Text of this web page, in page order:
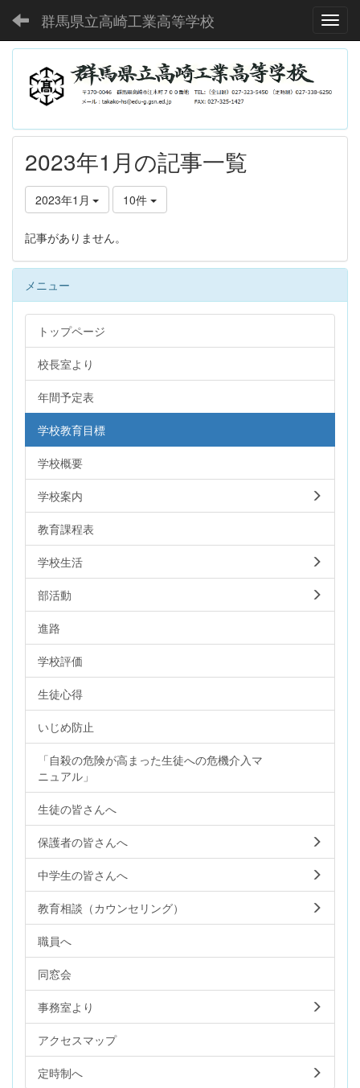
群馬県立高崎工業高等学校
2023年1月の記事一覧
2023年1月 10件
記事がありません。
メニュー
トップページ
校長室より
年間予定表
学校教育目標
学校概要
学校案内
教育課程表
学校生活
部活動
進路
学校評価
生徒心得
いじめ防止
「自殺の危険が高まった生徒への危機介入マ
ニュアル」
生徒の皆さんへ
保護者の皆さんへ
中学生の皆さんへ
教育相談（カウンセリング）
職員へ
同窓会
事務室より
アクセスマップ
定時制へ